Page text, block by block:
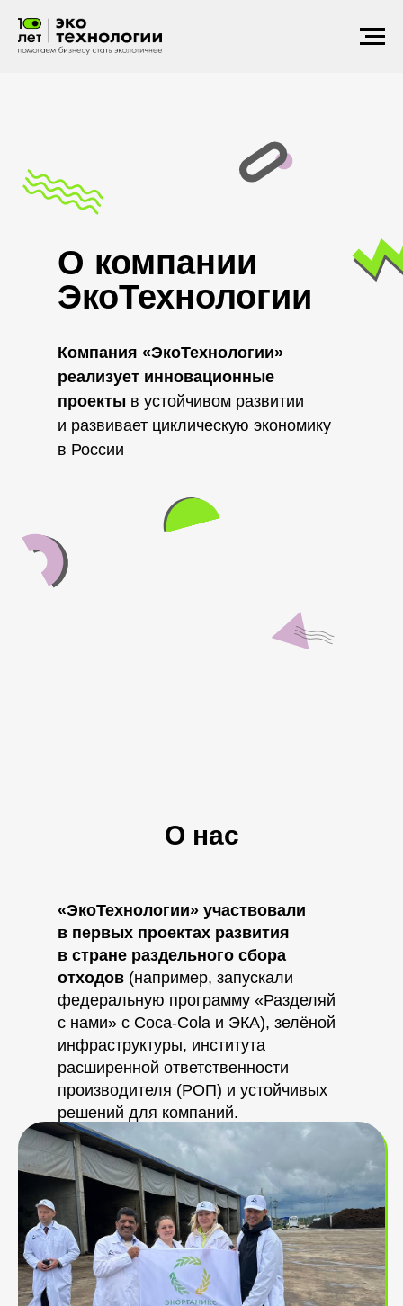
О компании
ЭкоТехнологии
Компания «ЭкоТехнологии»
реализует инновационные
проекты в устойчивом развитии
и развивает циклическую экономику
в России
О нас
«ЭкоТехнологии» участвовали
в первых проектах развития
в стране раздельного сбора
отходов (например, запускали
федеральную программу «Разделяй
с нами» с Coca-Cola и ЭКА), зелёной
инфраструктуры, института
расширенной ответственности
производителя (РОП) и устойчивых
решений для компаний.